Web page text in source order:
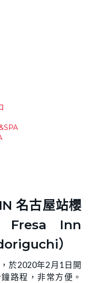
名古屋站櫻
Inn
）
於2020年2月1日開
路程，非常方便。